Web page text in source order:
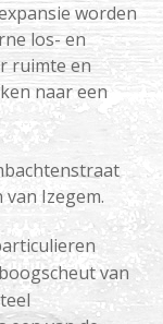
worden
los- en
ruimte en
naar een
Izegem.
van